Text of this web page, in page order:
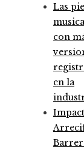
Las
con
en la